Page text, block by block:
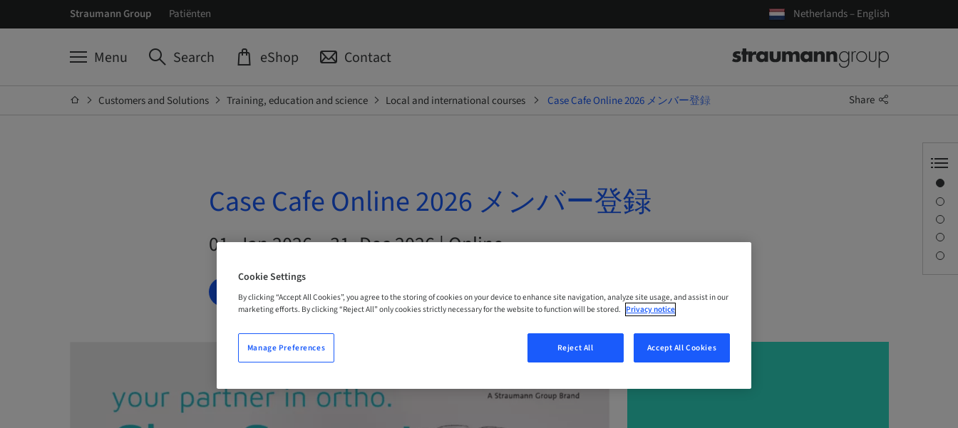
Straumann Group Patiënten Netherlands – English
Menu Search eShop Contact
Customers and Solutions Training, education and science Local and international courses Case Cafe Online 2026 メンバー登録 Share
Case Cafe Online 2026 メンバー登録
01. Jan 2026 – 31. Dec 2026 | Online
BOOK NOW
Cookie Settings
By clicking “Accept All Cookies”, you agree to the storing of cookies on your device to enhance site navigation, analyze site usage, and assist in our
marketing efforts. By clicking “Reject All” only cookies strictly necessary for the website to function will be stored. Privacy notice
Reject All Accept All Cookies
Manage Preferences